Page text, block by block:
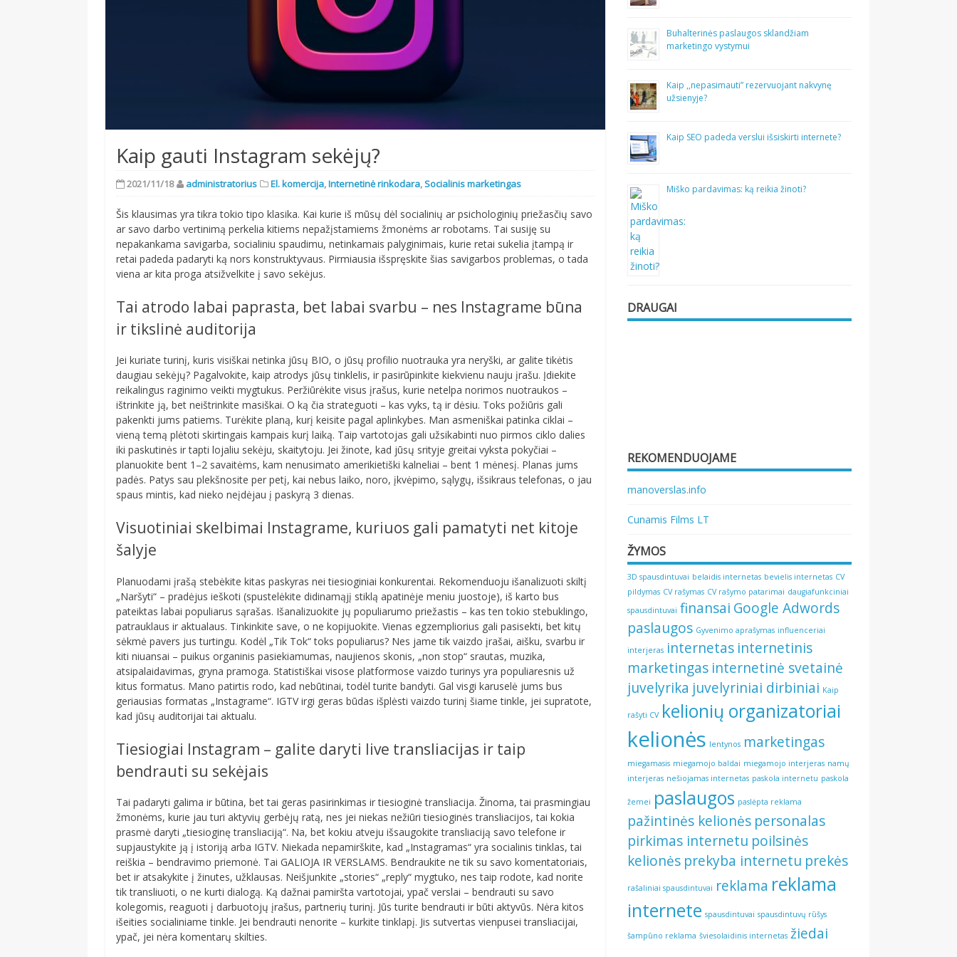
Kaip gauti Instagram sekėjų?
2021/11/18 administratorius El. komercija,Internetinė rinkodara,Socialinis marketingas
Šis klausimas yra tikra tokio tipo klasika. Kai kurie iš mūsų dėl socialinių ar psichologinių priežasčių savo
ar savo darbo vertinimą perkelia kitiems nepažįstamiems žmonėms ar robotams. Tai susiję su
nepakankama savigarba, socialiniu spaudimu, netinkamais palyginimais, kurie retai sukelia įtampą ir
retai padeda padaryti ką nors konstruktyvaus. Pirmiausia išspręskite šias savigarbos problemas, o tada
viena ar kita proga atsižvelkite į savo sekėjus.
Tai atrodo labai paprasta, bet labai svarbu – nes Instagrame būna
ir tikslinė auditorija
Jei kuriate turinį, kuris visiškai netinka jūsų BIO, o jūsų profilio nuotrauka yra neryški, ar galite tikėtis
daugiau sekėjų? Pagalvokite, kaip atrodys jūsų tinklelis, ir pasirūpinkite kiekvienu nauju įrašu. Įdiekite
reikalingus raginimo veikti mygtukus. Peržiūrėkite visus įrašus, kurie netelpa norimos nuotraukos –
ištrinkite ją, bet neištrinkite masiškai. O ką čia strateguoti – kas vyks, tą ir dėsiu. Toks požiūris gali
pakenkti jums patiems. Turėkite planą, kurį keisite pagal aplinkybes. Man asmeniškai patinka ciklai –
vieną temą plėtoti skirtingais kampais kurį laiką. Taip vartotojas gali užsikabinti nuo pirmos ciklo dalies
iki paskutinės ir tapti lojaliu sekėju, skaitytoju. Jei žinote, kad jūsų srityje greitai vyksta pokyčiai –
planuokite bent 1–2 savaitėms, kam nenusimato amerikietiški kalneliai – bent 1 mėnesį. Planas jums
padės. Patys sau plekšnosite per petį, kai nebus laiko, noro, įkvėpimo, sąlygų, išsikraus telefonas, o jau
spaus mintis, kad nieko neįdėjau į paskyrą 3 dienas.
Visuotiniai skelbimai Instagrame, kuriuos gali pamatyti net kitoje
šalyje
Planuodami įrašą stebėkite kitas paskyras nei tiesioginiai konkurentai. Rekomenduoju išanalizuoti skiltį
„Naršyti“ – pradėjus ieškoti (spustelėkite didinamąjį stiklą apatinėje meniu juostoje), iš karto bus
pateiktas labai populiarus sąrašas. Išanalizuokite jų populiarumo priežastis – kas ten tokio stebuklingo,
patrauklaus ir aktualaus. Tinkinkite save, o ne kopijuokite. Vienas egzempliorius gali pasisekti, bet kitų
sėkmė pavers jus turtingu. Kodėl „Tik Tok“ toks populiarus? Nes jame tik vaizdo įrašai, aišku, svarbu ir
kiti niuansai – puikus organinis pasiekiamumas, naujienos skonis, „non stop“ srautas, muzika,
atsipalaidavimas, gryna pramoga. Statistiškai visose platformose vaizdo turinys yra populiaresnis už
kitus formatus. Mano patirtis rodo, kad nebūtinai, todėl turite bandyti. Gal visgi karuselė jums bus
geriausias formatas „Instagrame“. IGTV irgi geras būdas išplėsti vaizdo turinį šiame tinkle, jei supratote,
kad jūsų auditorijai tai aktualu.
Tiesiogiai Instagram – galite daryti live transliacijas ir taip
bendrauti su sekėjais
Tai padaryti galima ir būtina, bet tai geras pasirinkimas ir tiesioginė transliacija. Žinoma, tai prasmingiau
žmonėms, kurie jau turi aktyvių gerbėjų ratą, nes jei niekas nežiūri tiesioginės transliacijos, tai kokia
prasmė daryti „tiesioginę transliaciją“. Na, bet kokiu atveju išsaugokite transliaciją savo telefone ir
supjaustykite ją į istoriją arba IGTV. Niekada nepamirškite, kad „Instagramas“ yra socialinis tinklas, tai
reiškia – bendravimo priemonė. Tai GALIOJA IR VERSLAMS. Bendraukite ne tik su savo komentatoriais,
bet ir atsakykite į žinutes, užklausas. Neišjunkite „stories“ „reply“ mygtuko, nes taip rodote, kad norite
tik transliuoti, o ne kurti dialogą. Ką dažnai pamiršta vartotojai, ypač verslai – bendrauti su savo
kolegomis, reaguoti į darbuotojų įrašus, partnerių turinį. Jūs turite bendrauti ir būti aktyvūs. Nėra kitos
išeities socialiniame tinkle. Jei bendrauti nenorite – kurkite tinklapį. Jis sutvertas vienpusei transliacijai,
ypač, jei nėra komentarų skilties.
Buhalterinės paslaugos sklandžiam
marketingo vystymui
Kaip ,,nepasimauti” rezervuojant nakvynę
užsienyje?
Kaip SEO padeda verslui išsiskirti internete?
Miško pardavimas: ką reikia žinoti?
DRAUGAI
REKOMENDUOJAME
manoverslas.info
Cunamis Films LT
ŽYMOS
3D spausdintuvai belaidis internetas bevielis internetas CV
pildymas CV rašymas CV rašymo patarimai daugiafunkciniai
spausdintuvai finansai Google Adwords
paslaugos Gyvenimo aprašymas influenceriai
interjeras internetas internetinis
marketingas internetinė svetainė
juvelyrika juvelyriniai dirbiniai Kaip
rašyti CV kelionių organizatoriai
kelionės lentynos marketingas
miegamasis miegamojo baldai miegamojo interjeras namų
interjeras nešiojamas internetas paskola internetu paskola
žemei paslaugos paslėpta reklama
pažintinės kelionės personalas
pirkimas internetu poilsinės
kelionės prekyba internetu prekės
rašaliniai spausdintuvai reklama reklama
internete spausdintuvai spausdintuvų rūšys
šampūno reklama šviesolaidinis internetas žiedai